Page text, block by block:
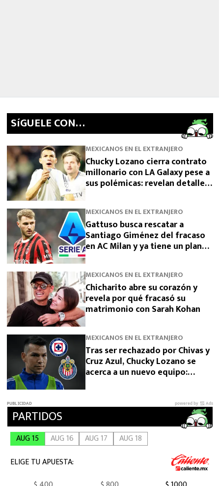
SíGUELE CON…
MEXICANOS EN EL EXTRANJERO
Chucky Lozano cierra contrato
millonario con LA Galaxy pese a
sus polémicas: revelan detalles
MEXICANOS EN EL EXTRANJERO
Gattuso busca rescatar a
Santiago Giménez del fracaso
en AC Milan y ya tiene un plan
MEXICANOS EN EL EXTRANJERO
Chicharito abre su corazón y
revela por qué fracasó su
matrimonio con Sarah Kohan
MEXICANOS EN EL EXTRANJERO
Tras ser rechazado por Chivas y
Cruz Azul, Chucky Lozano se
acerca a un nuevo equipo: